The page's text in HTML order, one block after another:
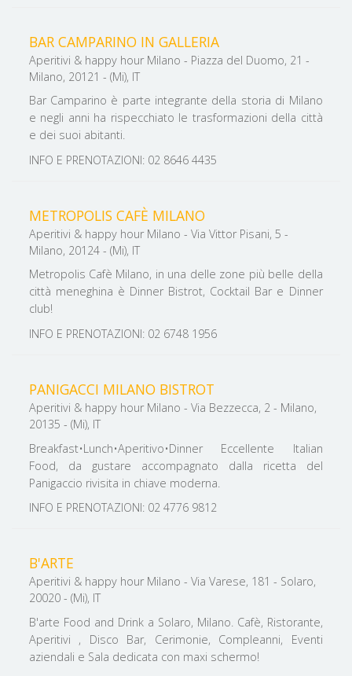
BAR CAMPARINO IN GALLERIA
Aperitivi & happy hour Milano - Piazza del Duomo, 21 -
Milano, 20121 - (Mi), IT
Bar Camparino è parte integrante della storia di Milano
e negli anni ha rispecchiato le trasformazioni della città
e dei suoi abitanti.
INFO E PRENOTAZIONI: 02 8646 4435
METROPOLIS CAFÈ MILANO
Aperitivi & happy hour Milano - Via Vittor Pisani, 5 -
Milano, 20124 - (Mi), IT
Metropolis Cafè Milano, in una delle zone più belle della
città meneghina è Dinner Bistrot, Cocktail Bar e Dinner
club!
INFO E PRENOTAZIONI: 02 6748 1956
PANIGACCI MILANO BISTROT
Aperitivi & happy hour Milano - Via Bezzecca, 2 - Milano,
20135 - (Mi), IT
Breakfast•Lunch•Aperitivo•Dinner Eccellente Italian
Food, da gustare accompagnato dalla ricetta del
Panigaccio rivisita in chiave moderna.
INFO E PRENOTAZIONI: 02 4776 9812
B'ARTE
Aperitivi & happy hour Milano - Via Varese, 181 - Solaro,
20020 - (Mi), IT
B'arte Food and Drink a Solaro, Milano. Cafè, Ristorante,
Aperitivi , Disco Bar, Cerimonie, Compleanni, Eventi
aziendali e Sala dedicata con maxi schermo!